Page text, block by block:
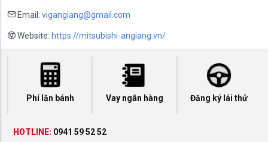
Email: vigangiang@gmail.com
Website: https://mitsubishi-angiang.vn/
Phí lăn bánh Vay ngân hàng Đăng ký lái thử
HOTLINE: 0941 59 52 52